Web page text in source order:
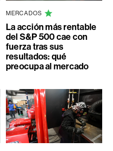
MERCADOS
La acción más rentable
del S&P 500 cae con
fuerza tras sus
resultados: qué
preocupa al mercado